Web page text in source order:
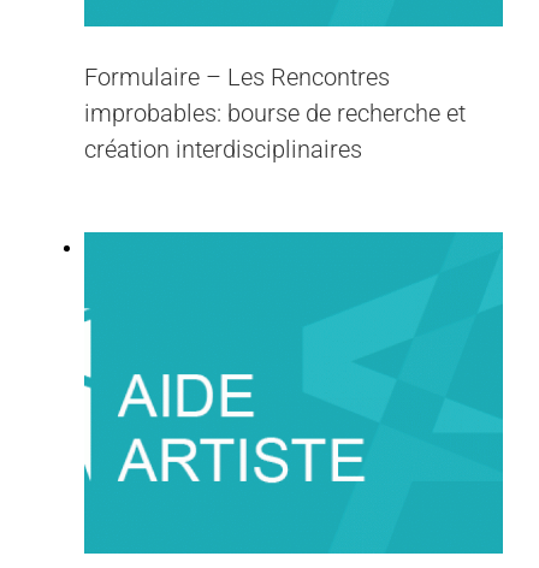
Formulaire – Les Rencontres
improbables: bourse de recherche et
création interdisciplinaires